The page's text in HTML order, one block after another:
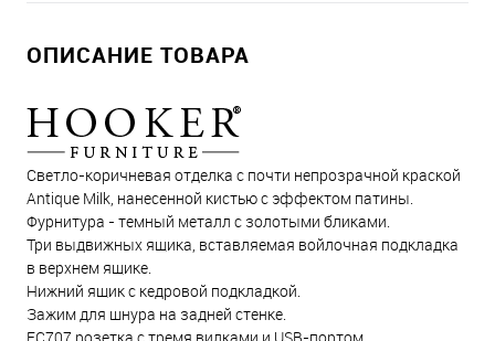
ОПИСАНИЕ ТОВАРА
Светло-коричневая отделка с почти непрозрачной краской
Antique Milk, нанесенной кистью с эффектом патины.
Фурнитура - темный металл с золотыми бликами.
Три выдвижных ящика, вставляемая войлочная подкладка
в верхнем ящике.
Нижний ящик с кедровой подкладкой.
Зажим для шнура на задней стенке.